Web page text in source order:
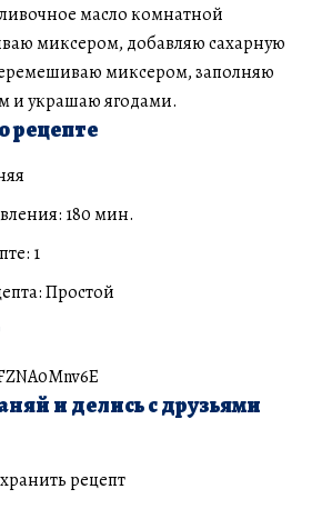
масло комнатной
миксером, добавляю сахарную
миксером, заполняю
и украшаю ягодами.
рецепте
180 мин.
1
Простой
и делись с друзьями
рецепт